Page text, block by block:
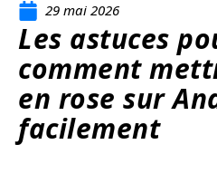
29 mai 2026
Les astuces
comment
en rose sur
facilement